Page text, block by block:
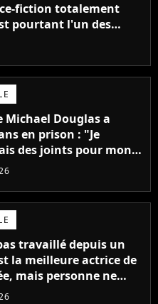
fiction totalement
pourtant l'un des
des années 2010
Michael Douglas a
en prison : "Je
des joints pour mon
travaillé depuis un
la meilleure actrice de
mais personne ne
de rôle au